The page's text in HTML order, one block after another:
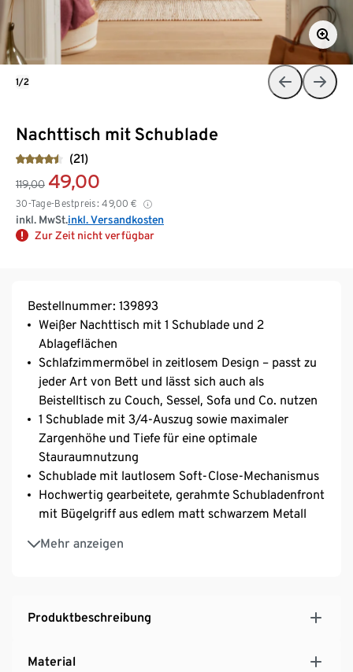
Nachttisch mit Schublade
(21)
119,00 49,00
30-Tage-Bestpreis: 49,00 €
inkl. MwSt.inkl. Versandkosten
Zur Zeit nicht verfügbar
1/2
Bestellnummer: 139893
Weißer Nachttisch mit 1 Schublade und 2
Ablageflächen
Schlafzimmermöbel in zeitlosem Design – passt zu
jeder Art von Bett und lässt sich auch als
Beistelltisch zu Couch, Sessel, Sofa und Co. nutzen
1 Schublade mit 3/4-Auszug sowie maximaler
Zargenhöhe und Tiefe für eine optimale
Stauraumnutzung
Schublade mit lautlosem Soft-Close-Mechanismus
Hochwertig gearbeitete, gerahmte Schubladenfront
mit Bügelgriff aus edlem matt schwarzem Metall
Mehr anzeigen
2 offene Fächer bieten zusätzlichen Stellplatz
Kopfplatte mit schönem Landhaus-Profil versehen
Klassische Stollenbauweise
MADE IN GERMANY
Produktbeschreibung
Material